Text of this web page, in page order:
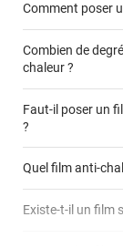
Comment poser
Combien de
chaleur ?
Faut-il poser un
?
Quel film anti-
Existe-t-il un film